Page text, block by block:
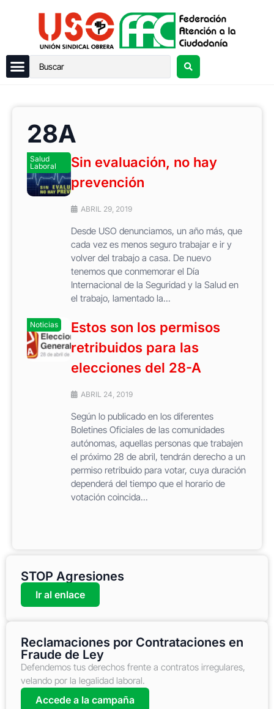
28A
Salud
Laboral
Sin evaluación, no hay
prevención
ABRIL 29, 2019
Desde USO denunciamos, un año más, que
cada vez es menos seguro trabajar e ir y
volver del trabajo a casa. De nuevo
tenemos que conmemorar el Día
Internacional de la Seguridad y la Salud en
el trabajo, lamentado la...
Noticias
Estos son los permisos
retribuidos para las
elecciones del 28-A
ABRIL 24, 2019
Según lo publicado en los diferentes
Boletines Oficiales de las comunidades
autónomas, aquellas personas que trabajen
el próximo 28 de abril, tendrán derecho a un
permiso retribuido para votar, cuya duración
dependerá del tiempo que el horario de
votación coincida...
STOP Agresiones
Ir al enlace
Reclamaciones por Contrataciones en
Fraude de Ley
Defendemos tus derechos frente a contratos irregulares,
velando por la legalidad laboral.
Accede a la campaña